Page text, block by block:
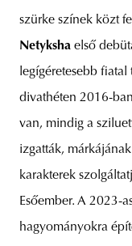
szürke színek közt
Netyksha első
legígéretesebb
divathéten 2016-
van, mindig a
izgatták,
karakterek
Esőember. A 2023-
hagyományokra